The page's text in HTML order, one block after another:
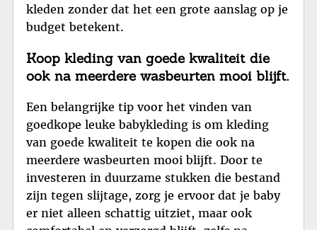
kleden zonder dat het een grote aanslag op je
budget betekent.
Koop kleding van goede kwaliteit die
ook na meerdere wasbeurten mooi blijft.
Een belangrijke tip voor het vinden van
goedkope leuke babykleding is om kleding
van goede kwaliteit te kopen die ook na
meerdere wasbeurten mooi blijft. Door te
investeren in duurzame stukken die bestand
zijn tegen slijtage, zorg je ervoor dat je baby
er niet alleen schattig uitziet, maar ook